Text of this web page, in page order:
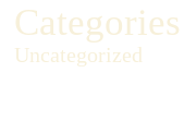
Categories
Uncategorized